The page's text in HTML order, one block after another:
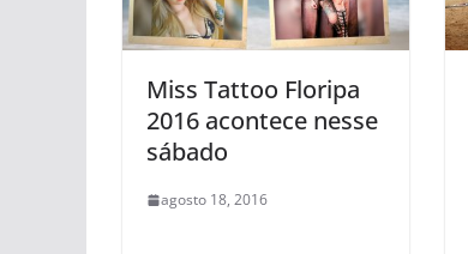
Miss Tattoo Floripa
2016 acontece nesse
sábado
agosto 18, 2016